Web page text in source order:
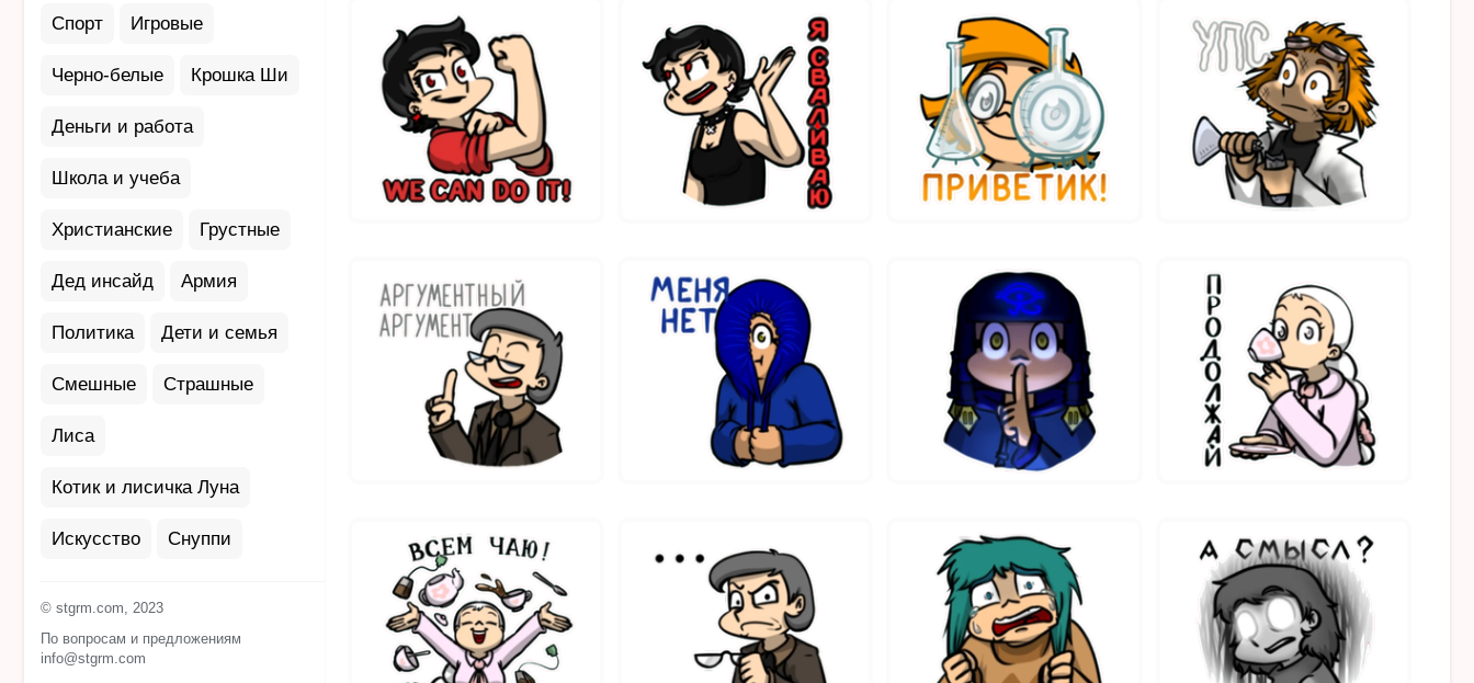
Спорт Игровые
Черно-белые Крошка Ши
Деньги и работа
Школа и учеба
Христианские Грустные
Дед инсайд Армия
Политика Дети и семья
Смешные Страшные
Лиса
Котик и лисичка Луна
Искусство Снуппи
© stgrm.com, 2023
По вопросам и предложениям
info@stgrm.com